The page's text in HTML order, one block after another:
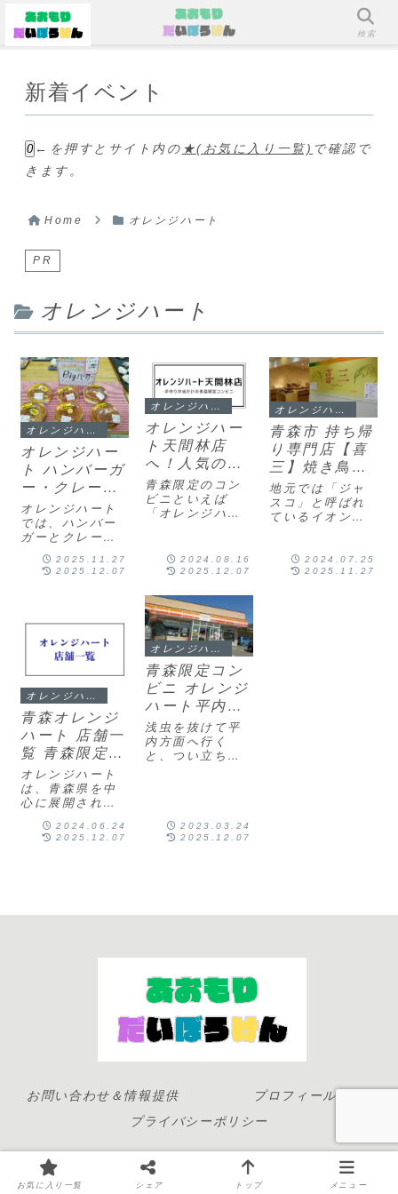
新着イベント
0 ←を押すとサイト内の ★(お気に入り一覧) で確認で
きます。
Home オレンジハート
PR
オレンジハート
オレンジハー
ト ハンバーガ
ー・クレー
プ・おにぎり
オレンジハート
では、ハンバー
ガーとクレープ
が特に注目され
ています。以下
ー巨大ハンバー
ガー: オレンジ
ハートのハンバ
ーガーは非常に
大きく、一般的
なハンバーガー
のサ...
2025.11.27
2025.12.07
オレンジハー
ト天間林店
へ！人気の青
森限定コンビ
ニのレビュー
青森限定のコン
ビニといえば
「オレンジハー
レンジハート天
間林店に立ち寄
案内人天間林店
はカーブ沿いに
あり、交通量が
いつも多い時間
帯に通過するの
で、スルーして
いまし...
2024.08.16
2025.12.07
青森市 持ち帰
り専門店【喜
三】焼き鳥の
テイクアウト
安いうまい サ
ンロード
地元では「ジャ
スコ」と呼ばれ
ているイオン青
ンロード青森
店。案内人2024
2024.07.25
2025.11.27
オレンジハート
青森オレンジ
ハート 店舗一
覧 青森限定コ
ンビニ ローカ
ル
オレンジハート
は、青森県を中
心に展開されて
ンビニエンスス
トアです。以下
く説明します。
型: オレンジハ
2024.06.24
2025.12.07
青森限定コン
ビニ オレンジ
ハート平内町
中野とまると
く店の写真と
レビュー 地元
しいお店
浅虫を抜けて平
内方面へ行く
と、つい立ち寄
唐揚げ買うが？
ままあ！いいね
しかないローカ
2023.03.24
2025.12.07
お問い合わせ＆情報提供
プロフィール
プライバシーポリシー
© 2023 青森大冒険-イベントカレンダー情報とブログ-.
メニュー 検索
お気に入り一覧 シェア トップ メニュー